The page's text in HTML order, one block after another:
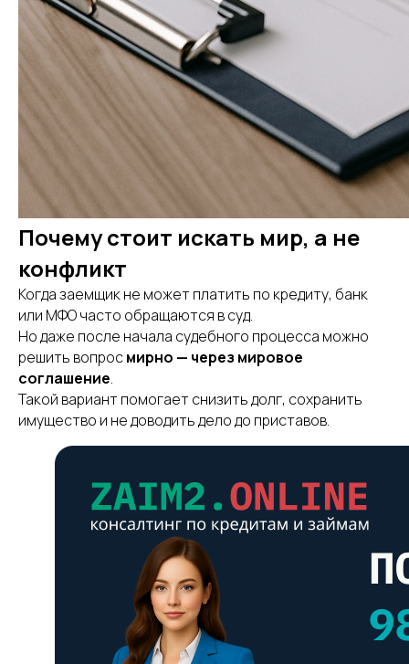
Почему стоит искать мир, а не
конфликт
Когда заемщик не может платить по кредиту, банк
или МФО часто обращаются в суд.
Но даже после начала судебного процесса можно
решить вопросмирно — через мировое
соглашение.
Такой вариант помогает снизить долг, сохранить
имущество и не доводить дело до приставов.